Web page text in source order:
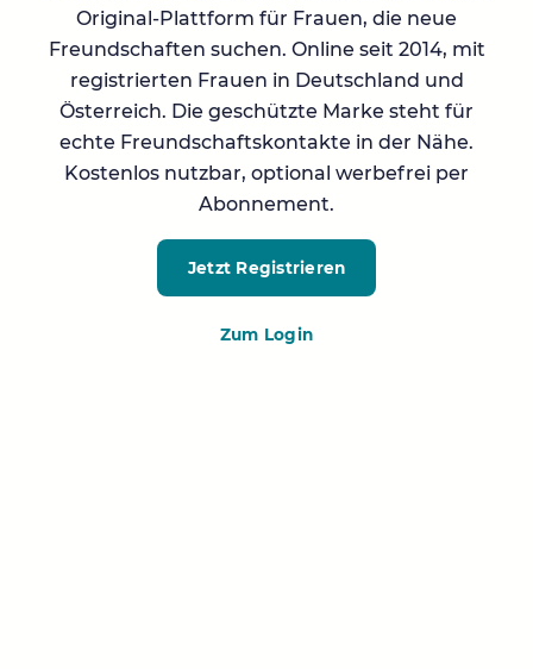
Original-Plattform für Frauen, die neue
Freundschaften suchen. Online seit 2014, mit
registrierten Frauen in Deutschland und
Österreich. Die geschützte Marke steht für
echte Freundschaftskontakte in der Nähe.
Kostenlos nutzbar, optional werbefrei per
Abonnement.
Jetzt Registrieren
Zum Login